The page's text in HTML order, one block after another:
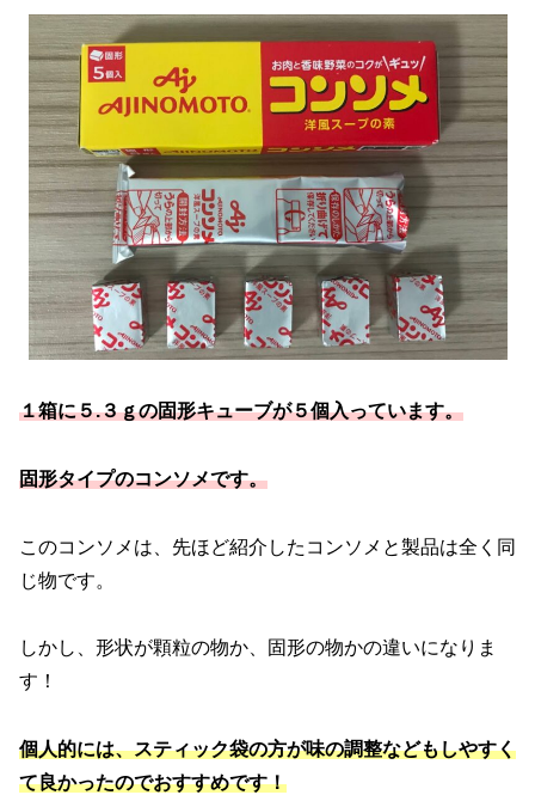
１箱に５.３ｇの固形キューブが５個入っています。
固形タイプのコンソメです。
このコンソメは、先ほど紹介したコンソメと製品は全く同
じ物です。
しかし、形状が顆粒の物か、固形の物かの違いになりま
す！
個人的には、スティック袋の方が味の調整などもしやすく
て良かったのでおすすめです！